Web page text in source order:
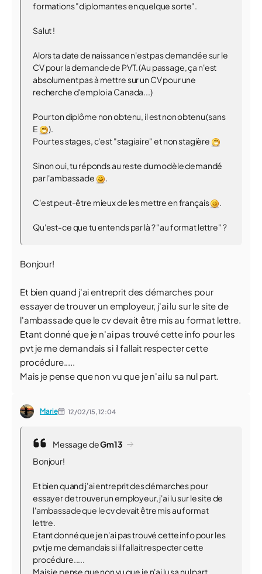
formations "diplomantes en quelque sorte".
Salut !
Alors ta date de naissance n'est pas demandée sur le
CV pour la demande de PVT. (Au passage, ça n'est
absolument pas à mettre sur un CV pour une
recherche d'emploi a Canada...)
Pour ton diplôme non obtenu, il est non obtenu (sans
E
).
Pour tes stages, c'est "stagiaire" et non stagière
Sinon oui, tu réponds au reste du modèle demandé
par l'ambassade
.
C'est peut-être mieux de les mettre en français .
Qu'est-ce que tu entends par là ? "au format lettre" ?
Bonjour!
Et bien quand j'ai entreprit des démarches pour
essayer de trouver un employeur, j'ai lu sur le site de
l'ambassade que le cv devait être mis au format lettre.
Etant donné que je n'ai pas trouvé cette info pour les
pvt je me demandais si il fallait respecter cette
procédure.....
Mais je pense que non vu que je n'ai lu sa nul part.
Marie 12/02/15,12:04
Message deGm13
Bonjour!
Et bien quand j'ai entreprit des démarches pour
essayer de trouver un employeur, j'ai lu sur le site de
l'ambassade que le cv devait être mis au format
lettre.
Etant donné que je n'ai pas trouvé cette info pour les
pvt je me demandais si il fallait respecter cette
procédure.....
Mais je pense que non vu que je n'ai lu sa nul part.